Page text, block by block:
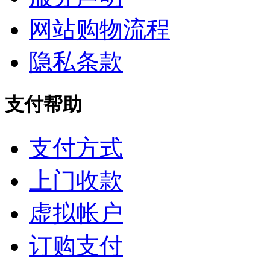
网站购物流程
隐私条款
支付帮助
支付方式
上门收款
虚拟帐户
订购支付